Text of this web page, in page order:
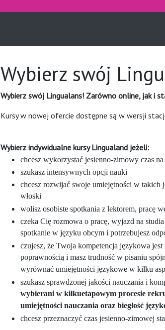
Wybierz swój
Wybierz swój Lingualans! Zarówno online, jak i
Kursy w nowej ofercie dostępne są w wersji
Wybierz indywidualne kursy Lingualand jeżeli:
chcesz wykorzystać jesienno-zimowy czas
szukasz intensywnych opcji nauki
chcesz rozwijać swoje umiejętności w
włoski
wolisz osobiste spotkania z lektorem, pracę
czeka Cię rozmowa o pracę, wyjazd na
spotkanie w języku obcym i potrzebujesz
czujesz, że Twoja kompetencja językowa
poprawnością i masz trudność w pisaniu
wyrównać umiejętności językowe w kilku
szukasz sprawdzonej jakości nauczania i
wybierani w kilkuetapowym procesie
umiejętności nauczania oraz biegłość
chcesz przeznaczyć czas jesienno-zimowej